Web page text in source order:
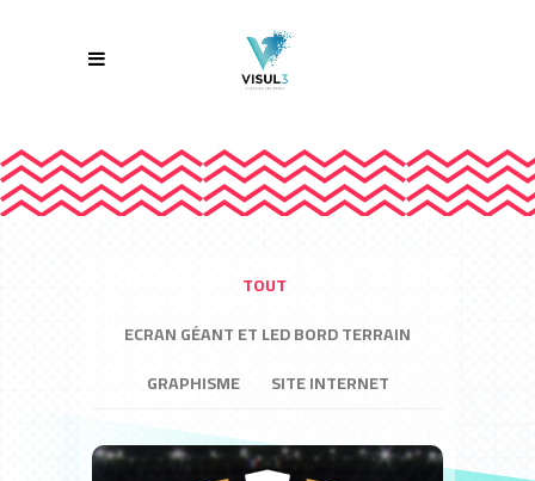
TOUT
ECRAN GÉANT ET LED BORD TERRAIN
GRAPHISME
SITE INTERNET